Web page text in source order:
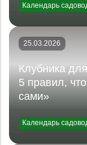
Календарь
25.03.2026
Клубника
5 правил,
сами»
Календарь